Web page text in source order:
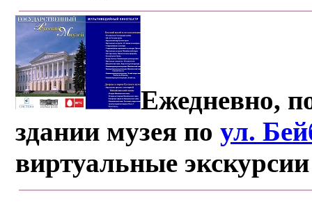
Ежедневно,
здании музея поул.
виртуальные